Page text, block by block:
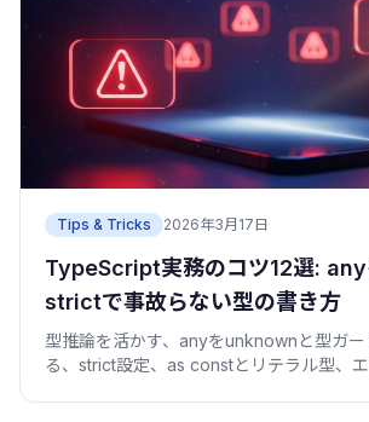
Tips & Tricks 2026年3月17日
TypeScript実務のコツ12選: any
strictで事故らない型の書き方
型推論を活かす、anyをunknownと型ガー
る、strict設定、as constとリテラル型、